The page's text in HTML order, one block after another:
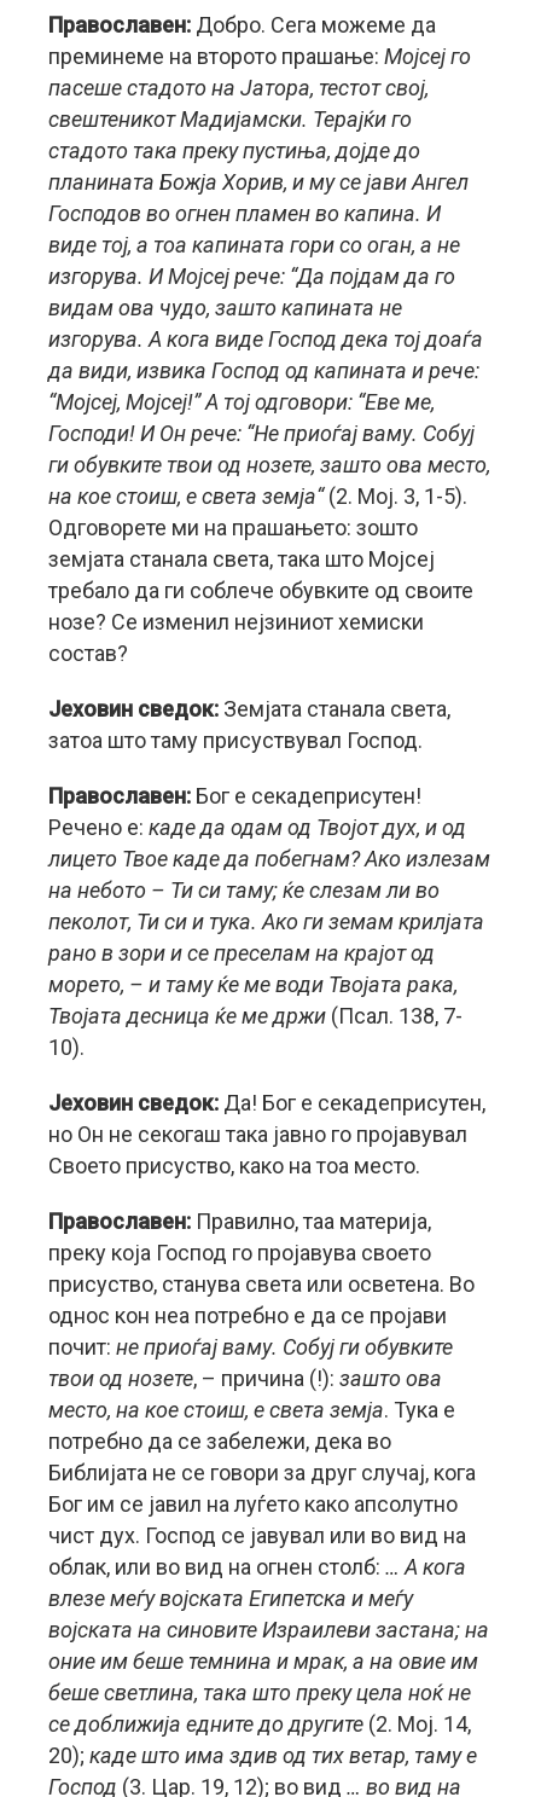
Православен: Добро. Сега можеме да
преминеме на второто прашање: Мојсеј го
пасеше стадото на Јатора, тестот свој,
свештеникот Мадијамски. Терајќи го
стадото така преку пустиња, дојде до
планината Божја Хорив, и му се јави Ангел
Господов во огнен пламен во капина. И
виде тој, а тоа капината гори со оган, а не
изгорува. И Мојсеј рече: “Да појдам да го
видам ова чудо, зашто капината не
изгорува. А кога виде Господ дека тој доаѓа
да види, извика Господ од капината и рече:
“Мојсеј, Мојсеј!” А тој одговори: “Еве ме,
Господи! И Он рече: “Не приоѓај ваму. Собуј
ги обувките твои од нозете, зашто ова место,
на кое стоиш, е света земја“(2. Moj. 3, 1-5).
Одговорете ми на прашањето: зошто
земјата станала света, така што Мојсеј
требало да ги соблече обувките од своите
нозе? Се изменил нејзиниот хемиски
состав?
Јеховин сведок: Земјата станала света,
затоа што таму присуствувал Господ.
Православен: Бог е секадеприсутен!
Речено е: каде да одам од Твојот дух, и од
лицето Твое каде да побегнам? Ако излезам
на небото – Ти си таму; ќе слезам ли во
пеколот, Ти си и тука. Ако ги земам крилјата
рано в зори и се преселам на крајот од
морето, – и таму ќе ме води Твојата рака,
Твојата десница ќе ме држи (Псал. 138, 7-
10).
Јеховин сведок: Да! Бог е секадеприсутен,
но Он не секогаш така јавно го пројавувал
Своето присуство, како на тоа место.
Православен: Правилно, таа материја,
преку која Господ го пројавува своето
присуство, станува света или осветена. Во
однос кон неа потребно е да се пројави
почит: не приоѓај ваму. Собуј ги обувките
твои од нозете, – причина (!): зашто ова
место, на кое стоиш, е света земја. Тука е
потребно да се забележи, дека во
Библијата не се говори за друг случај, кога
Бог им се јавил на луѓето како апсолутно
чист дух. Господ се јавувал или во вид на
облак, или во вид на огнен столб: … А кога
влезе меѓу војската Египетска и меѓу
војската на синовите Израилеви застана; на
оние им беше темнина и мрак, а на овие им
беше светлина, така што преку цела ноќ не
се доближија едните до другите (2. Мој. 14,
20); каде што има здив од тих ветар, таму е
Господ (3. Цар. 19, 12); во вид … во вид на